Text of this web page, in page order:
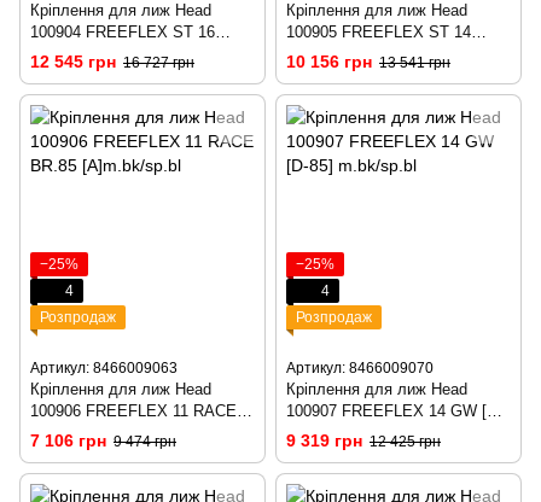
Кріплення для лиж Head
100904 FREEFLEX ST 16
BR.85 [A]m.bk/sp.bl
12 545 грн 16 727 грн
Кріплення для лиж Head
100905 FREEFLEX ST 14
BR.85 [A]m.bk/sp.bl
10 156 грн 13 541 грн
−25%
4
Розпродаж
Артикул: 8466009063
Кріплення для лиж Head
100906 FREEFLEX 11 RACE
BR.85 [A]m.bk/sp.bl
7 106 грн 9 474 грн
−25%
4
Розпродаж
Артикул: 8466009070
Кріплення для лиж Head
100907 FREEFLEX 14 GW [D-
85] m.bk/sp.bl
9 319 грн 12 425 грн